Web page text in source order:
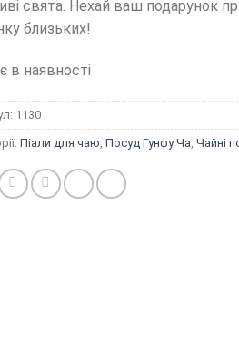
свята. Нехай ваш подарунок
близьких!
в наявності
1130
Піали для чаю Посуд Гунфу Ча Чайні